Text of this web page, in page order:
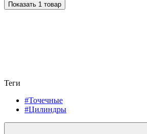
Показать 1 товар
Теги
#Точечные
#Цилиндры